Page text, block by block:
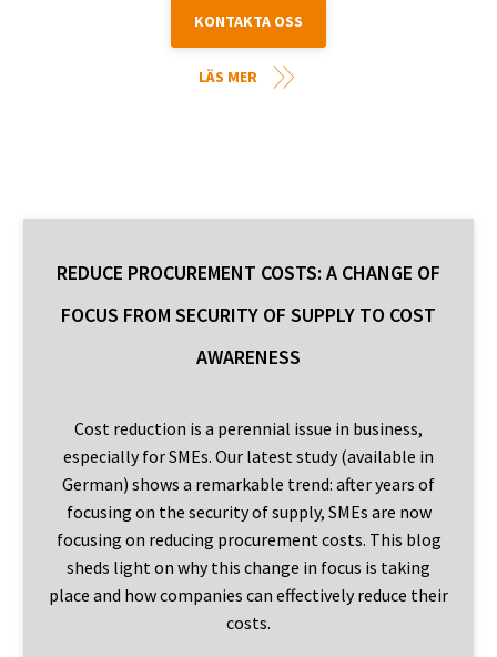
KONTAKTA OSS
LÄS MER
REDUCE PROCUREMENT COSTS: A CHANGE OF
FOCUS FROM SECURITY OF SUPPLY TO COST
AWARENESS
Cost reduction is a perennial issue in business,
especially for SMEs. Our latest study (available in
German) shows a remarkable trend: after years of
focusing on the security of supply, SMEs are now
focusing on reducing procurement costs. This blog
sheds light on why this change in focus is taking
place and how companies can effectively reduce their
costs.